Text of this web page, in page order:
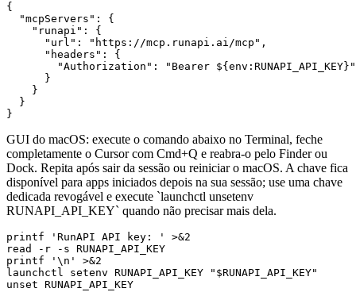
{
  "mcpServers": {
    "runapi": {
      "url": "https://mcp.runapi.ai/mcp",
      "headers": {
        "Authorization": "Bearer ${env:RUNAPI_API_KEY}"
      }
    }
  }
}
GUI do macOS: execute o comando abaixo no Terminal, feche
completamente o Cursor com Cmd+Q e reabra-o pelo Finder ou
Dock. Repita após sair da sessão ou reiniciar o macOS. A chave fica
disponível para apps iniciados depois na sua sessão; use uma chave
dedicada revogável e execute `launchctl unsetenv
RUNAPI_API_KEY` quando não precisar mais dela.
printf 'RunAPI API key: ' >&2
read -r -s RUNAPI_API_KEY
printf '\n' >&2
launchctl setenv RUNAPI_API_KEY "$RUNAPI_API_KEY"
unset RUNAPI_API_KEY